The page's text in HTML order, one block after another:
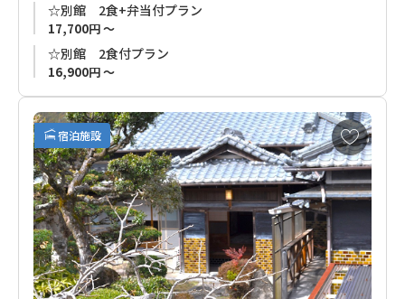
☆別館 2食+弁当付プラン
17,700円 ～
☆別館 2食付プラン
16,900円 ～
宿泊施設
お
気
に
入
り
追
加